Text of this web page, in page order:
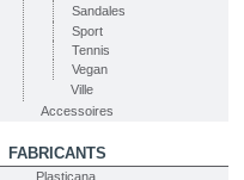
Sandales
Sport
Tennis
Vegan
Ville
Accessoires
FABRICANTS
Plasticana